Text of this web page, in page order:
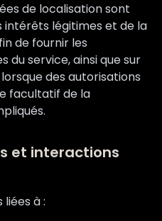
de localisation sont
intérêts légitimes et de la
de fournir les
du service, ainsi que sur
des autorisations
facultatif de la
et interactions
à :